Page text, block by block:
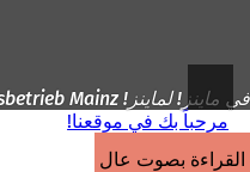
في ماينز! لماينز! Wirtschaftsbetrieb Mainz!
مرحباً بك في موقعنا!
القراءة بصوت عالٍ